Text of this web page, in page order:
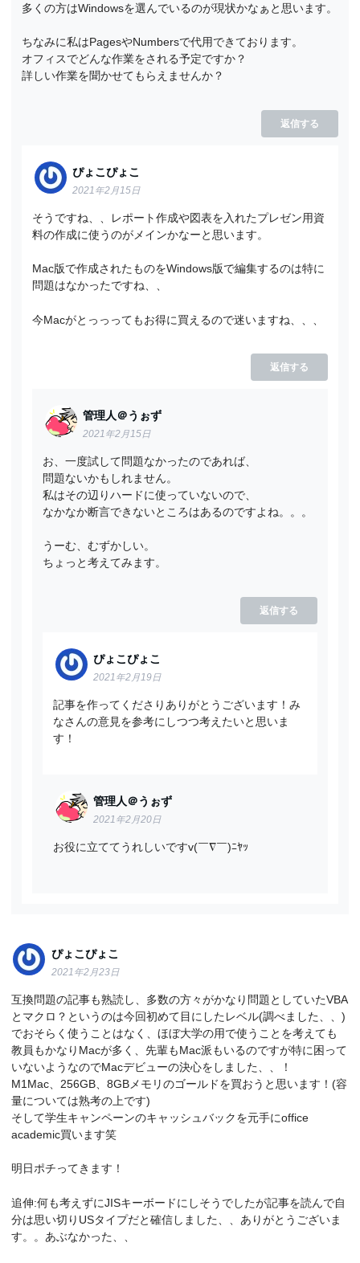
多くの方はWindowsを選んでいるのが現状かなぁと思います。
ちなみに私はPagesやNumbersで代用できております。
オフィスでどんな作業をされる予定ですか？
詳しい作業を聞かせてもらえませんか？
返信する
ぴょこぴょこ
2021年2月15日
そうですね、、レポート作成や図表を入れたプレゼン用資
料の作成に使うのがメインかなーと思います。
Mac版で作成されたものをWindows版で編集するのは特に
問題はなかったですね、、
今Macがとっっってもお得に買えるので迷いますね、、、
返信する
管理人＠うぉず
2021年2月15日
お、一度試して問題なかったのであれば、
問題ないかもしれません。
私はその辺りハードに使っていないので、
なかなか断言できないところはあるのですよね。。。
うーむ、むずかしい。
ちょっと考えてみます。
返信する
ぴょこぴょこ
2021年2月19日
記事を作ってくださりありがとうございます！み
なさんの意見を参考にしつつ考えたいと思いま
す！
管理人＠うぉず
2021年2月20日
お役に立ててうれしいですv(￣∇￣)ﾆﾔｯ
ぴょこぴょこ
2021年2月23日
互換問題の記事も熟読し、多数の方々がかなり問題としていたVBA
とマクロ？というのは今回初めて目にしたレベル(調べました、、)
でおそらく使うことはなく、ほぼ大学の用で使うことを考えても
教員もかなりMacが多く、先輩もMac派もいるのですが特に困って
いないようなのでMacデビューの決心をしました、、！
M1Mac、256GB、8GBメモリのゴールドを買おうと思います！(容
量については熟考の上です)
そして学生キャンペーンのキャッシュバックを元手にoffice
academic買います笑
明日ポチってきます！
追伸:何も考えずにJISキーボードにしそうでしたが記事を読んで自
分は思い切りUSタイプだと確信しました、、ありがとうございま
す。。あぶなかった、、